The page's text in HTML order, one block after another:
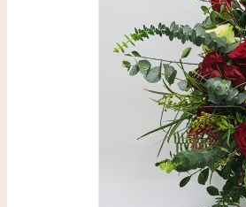
SELECCIONAR
OPCIONES
/
DETALLES